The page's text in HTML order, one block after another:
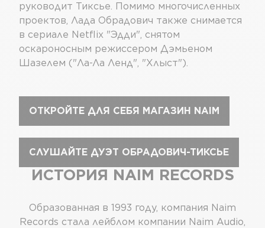
руководит Тиксье. Помимо многочисленных
проектов, Лада Обрадович также снимается
в сериале Netflix "Эдди", снятом
оскароносным режиссером Дэмьеном
Шазелем ("Ла-Ла Ленд", "Хлыст").
ОТКРОЙТЕ ДЛЯ СЕБЯ МАГАЗИН NAIM
СЛУШАЙТЕ ДУЭТ ОБРАДОВИЧ-ТИКСЬЕ
ИСТОРИЯ NAIM RECORDS
Образованная в 1993 году, компания Naim
Records стала лейблом компании Naim Audio,